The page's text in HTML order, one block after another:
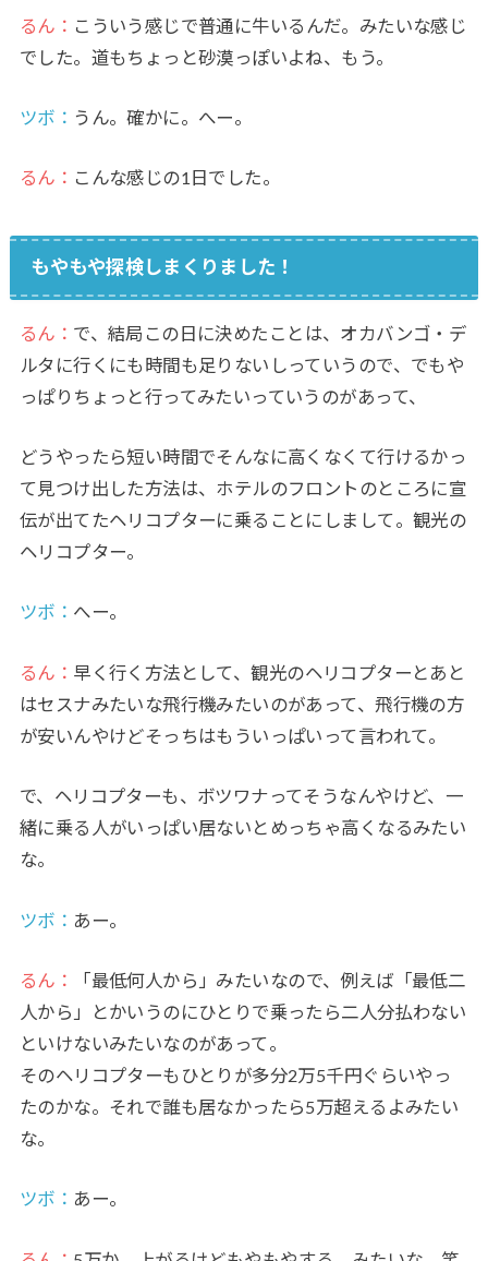
るん： こういう感じで普通に牛いるんだ。みたいな感じ
でした。道もちょっと砂漠っぽいよね、もう。
ツボ： うん。確かに。へー。
るん： こんな感じの1日でした。
もやもや探検しまくりました！
るん： で、結局この日に決めたことは、オカバンゴ・デ
ルタに行くにも時間も足りないしっていうので、でもや
っぱりちょっと行ってみたいっていうのがあって、
どうやったら短い時間でそんなに高くなくて行けるかっ
て見つけ出した方法は、ホテルのフロントのところに宣
伝が出てたヘリコプターに乗ることにしまして。観光の
ヘリコプター。
ツボ： へー。
るん： 早く行く方法として、観光のヘリコプターとあと
はセスナみたいな飛行機みたいのがあって、飛行機の方
が安いんやけどそっちはもういっぱいって言われて。
で、ヘリコプターも、ボツワナってそうなんやけど、一
緒に乗る人がいっぱい居ないとめっちゃ高くなるみたい
な。
ツボ： あー。
るん：
「最低何人から」みたいなので、例えば「最低二
人から」とかいうのにひとりで乗ったら二人分払わない
といけないみたいなのがあって。
そのヘリコプターもひとりが多分2万5千円ぐらいやっ
たのかな。それで誰も居なかったら5万超えるよみたい
な。
ツボ： あー。